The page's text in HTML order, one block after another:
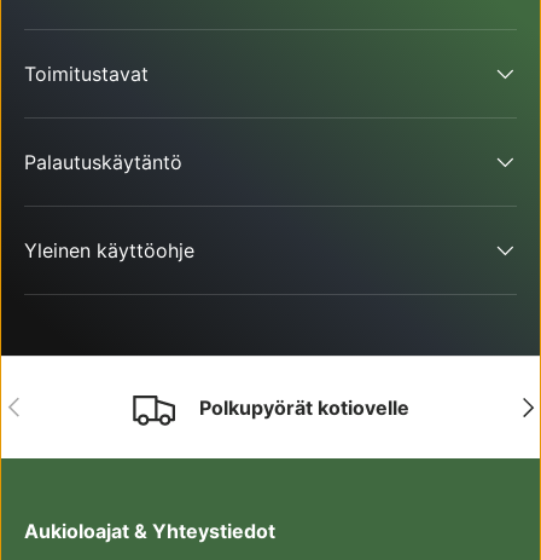
Toimitustavat
Palautuskäytäntö
Yleinen käyttöohje
EDELLINEN Polkupyörät kotiovelle
Aukioloajat & Yhteystiedot